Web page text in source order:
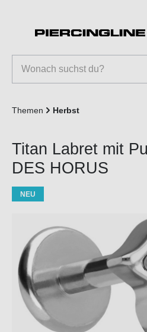
Themen Herbst
Titan Labret mit
DES HORUS
NEU